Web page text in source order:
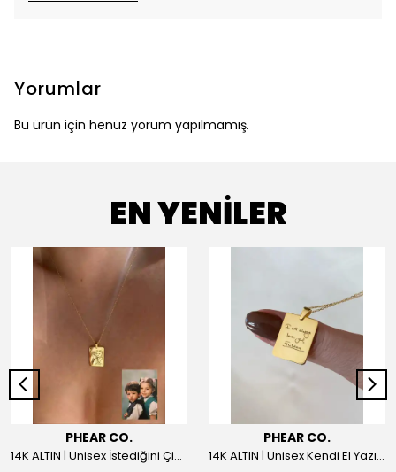
Yorumlar
Bu ürün için henüz yorum yapılmamış.
EN YENİLER
PHEAR CO.
14K ALTIN | Unisex İstediğini Çizdir Kolye
PHEAR CO.
14K ALTIN | Unisex Kendi El Yazın ile İstediğini Yazdır Plaka Kolye